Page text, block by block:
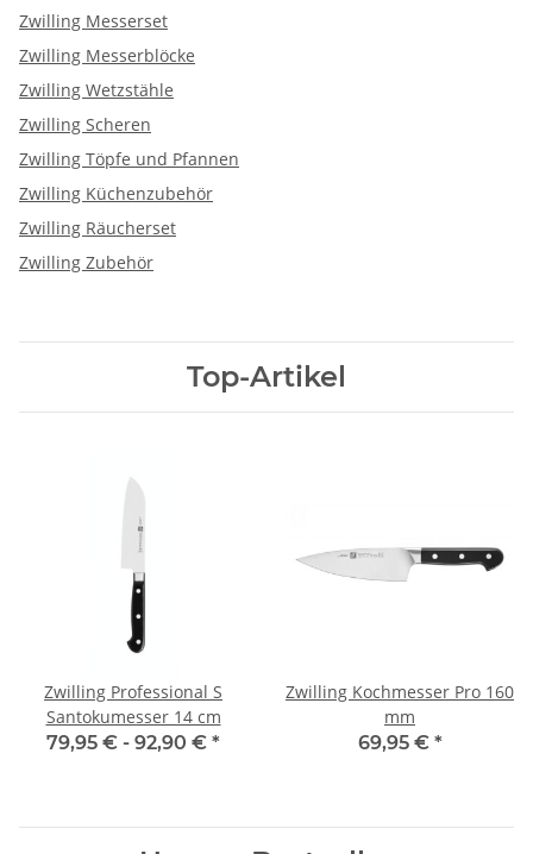
Zwilling Messerset
Zwilling Messerblöcke
Zwilling Wetzstähle
Zwilling Scheren
Zwilling Töpfe und Pfannen
Zwilling Küchenzubehör
Zwilling Räucherset
Zwilling Zubehör
Top-Artikel
Zwilling Professional S
Santokumesser 14 cm
79,95 € - 92,90 € *
Zwilling Kochmesser Pro 160
mm
69,95 € *